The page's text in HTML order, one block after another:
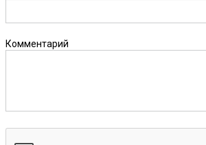
Комментарий